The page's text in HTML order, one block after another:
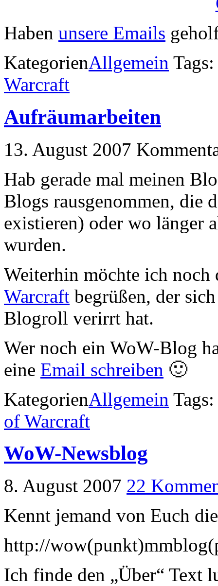
Haben unsere Emails
KategorienAllgemein
Warcraft
Aufräumarbeiten
13. August 2007
Hab gerade mal meinen
Blogs rausgenommen, die
existieren) oder wo länger
wurden.
Weiterhin möchte ich
Warcraft begrüßen, der
Blogroll verirrt hat.
Wer noch ein WoW-Blog
eine Email schreiben 🙂
KategorienAllgemein
of Warcraft
WoW-Newsblog
8. August 2007 22
Kennt jemand von Euch
http://
Ich finde den „Über“ Text